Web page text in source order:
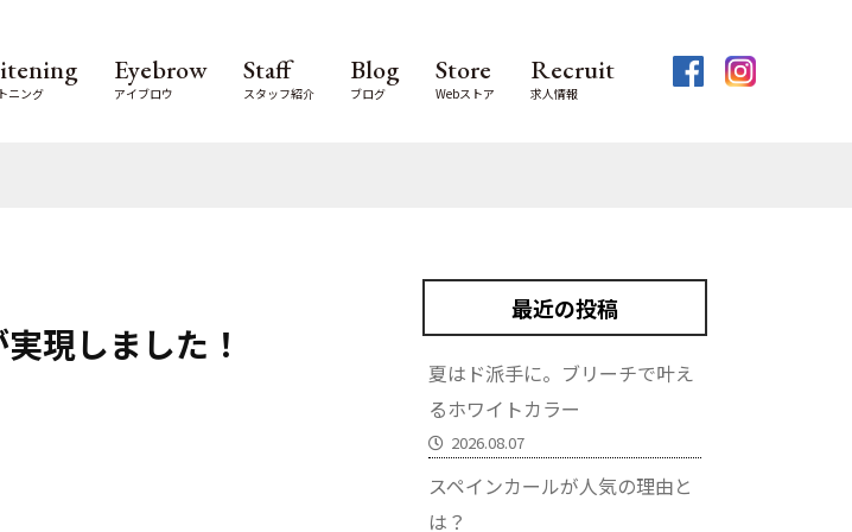
ニング
Eyebrow
アイブロウ
Staff
スタッフ紹介
Blog
ブログ
Store
Webストア
Recruit
求人情報
現しました！
最近の投稿
夏はド派手に。ブリーチで叶え
るホワイトカラー
2026.08.07
スペインカールが人気の理由と
は？